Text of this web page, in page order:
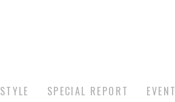
STYLE SPECIAL REPORT EVENT